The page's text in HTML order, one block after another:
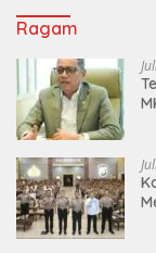
Ragam